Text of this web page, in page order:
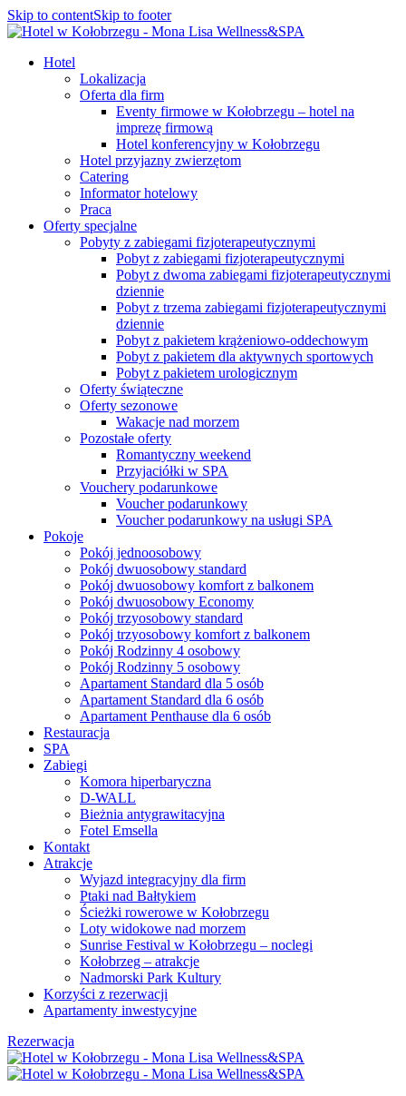
Skip to contentSkip to footer
Hotel
Lokalizacja
Oferta dla firm
Eventy firmowe w Kołobrzegu – hotel na
imprezę firmową
Hotel konferencyjny w Kołobrzegu
Hotel przyjazny zwierzętom
Catering
Informator hotelowy
Praca
Oferty specjalne
Pobyty z zabiegami fizjoterapeutycznymi
Pobyt z zabiegami fizjoterapeutycznymi
Pobyt z dwoma zabiegami fizjoterapeutycznymi
dziennie
Pobyt z trzema zabiegami fizjoterapeutycznymi
dziennie
Pobyt z pakietem krążeniowo-oddechowym
Pobyt z pakietem dla aktywnych sportowych
Pobyt z pakietem urologicznym
Oferty świąteczne
Oferty sezonowe
Wakacje nad morzem
Pozostałe oferty
Romantyczny weekend
Przyjaciółki w SPA
Vouchery podarunkowe
Voucher podarunkowy
Voucher podarunkowy na usługi SPA
Pokoje
Pokój jednoosobowy
Pokój dwuosobowy standard
Pokój dwuosobowy komfort z balkonem
Pokój dwuosobowy Economy
Pokój trzyosobowy standard
Pokój trzyosobowy komfort z balkonem
Pokój Rodzinny 4 osobowy
Pokój Rodzinny 5 osobowy
Apartament Standard dla 5 osób
Apartament Standard dla 6 osób
Apartament Penthause dla 6 osób
Restauracja
SPA
Zabiegi
Komora hiperbaryczna
D-WALL
Bieżnia antygrawitacyjna
Fotel Emsella
Kontakt
Atrakcje
Wyjazd integracyjny dla firm
Ptaki nad Bałtykiem
Ścieżki rowerowe w Kołobrzegu
Loty widokowe nad morzem
Sunrise Festival w Kołobrzegu – noclegi
Kołobrzeg – atrakcje
Nadmorski Park Kultury
Korzyści z rezerwacji
Apartamenty inwestycyjne
Rezerwacja